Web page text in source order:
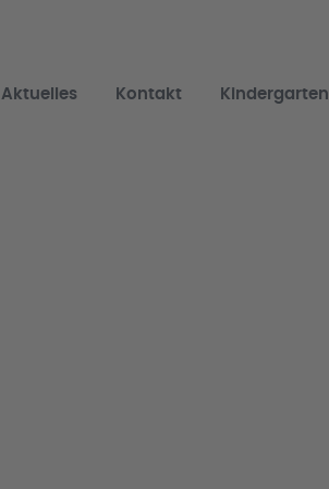
Aktuelles Kontakt Kindergarten